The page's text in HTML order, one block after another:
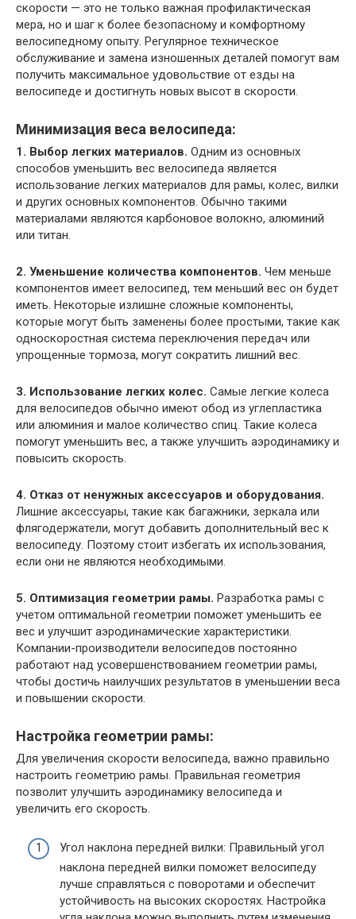
скорости — это не только важная профилактическая
мера, но и шаг к более безопасному и комфортному
велосипедному опыту. Регулярное техническое
обслуживание и замена изношенных деталей помогут вам
получить максимальное удовольствие от езды на
велосипеде и достигнуть новых высот в скорости.
Минимизация веса велосипеда:
1. Выбор легких материалов. Одним из основных
способов уменьшить вес велосипеда является
использование легких материалов для рамы, колес, вилки
и других основных компонентов. Обычно такими
материалами являются карбоновое волокно, алюминий
или титан.
2. Уменьшение количества компонентов. Чем меньше
компонентов имеет велосипед, тем меньший вес он будет
иметь. Некоторые излишне сложные компоненты,
которые могут быть заменены более простыми, такие как
односкоростная система переключения передач или
упрощенные тормоза, могут сократить лишний вес.
3. Использование легких колес. Самые легкие колеса
для велосипедов обычно имеют обод из углепластика
или алюминия и малое количество спиц. Такие колеса
помогут уменьшить вес, а также улучшить аэродинамику и
повысить скорость.
4. Отказ от ненужных аксессуаров и оборудования.
Лишние аксессуары, такие как багажники, зеркала или
флягодержатели, могут добавить дополнительный вес к
велосипеду. Поэтому стоит избегать их использования,
если они не являются необходимыми.
5. Оптимизация геометрии рамы. Разработка рамы с
учетом оптимальной геометрии поможет уменьшить ее
вес и улучшит аэродинамические характеристики.
Компании-производители велосипедов постоянно
работают над усовершенствованием геометрии рамы,
чтобы достичь наилучших результатов в уменьшении веса
и повышении скорости.
Настройка геометрии рамы:
Для увеличения скорости велосипеда, важно правильно
настроить геометрию рамы. Правильная геометрия
позволит улучшить аэродинамику велосипеда и
увеличить его скорость.
Угол наклона передней вилки: Правильный угол
наклона передней вилки поможет велосипеду
лучше справляться с поворотами и обеспечит
устойчивость на высоких скоростях. Настройка